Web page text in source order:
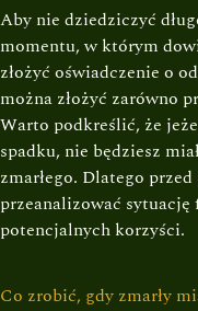
Aby nie dziedziczyć
momentu, w którym
złożyć oświadczenie o
można złożyć zarówno
Warto podkreślić, że
spadku, nie będziesz
zmarłego. Dlatego
przeanalizować sytuację
potencjalnych korzyści.
Co zrobić, gdy zmarły